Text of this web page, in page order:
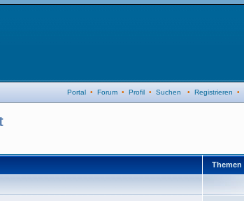
Portal • Forum • Profil • Suchen • Registrieren •
Themen